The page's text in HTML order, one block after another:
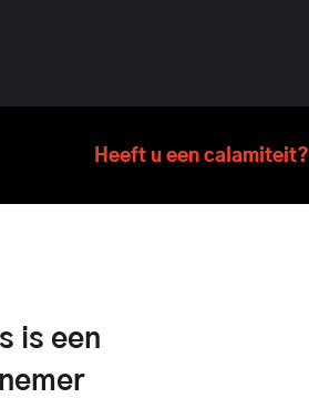
Heeft u een calamiteit?
is een